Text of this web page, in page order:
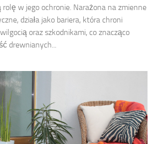
w jego ochronie. Narażona na zmienne
działa jako bariera, która chroni
oraz szkodnikami, co znacząco
drewnianych...